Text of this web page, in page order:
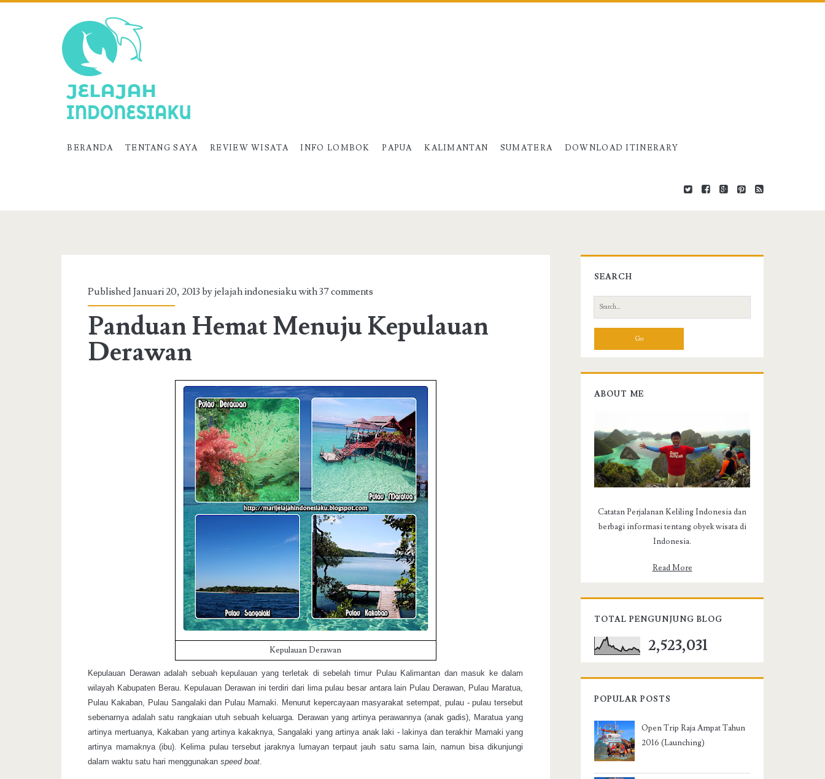
BERANDA TENTANG SAYA REVIEW WISATA INFO LOMBOK PAPUA KALIMANTAN SUMATERA DOWNLOAD ITINERARY
Published Januari 20, 2013 by jelajah indonesiaku with37 comments
Panduan Hemat Menuju Kepulauan
Derawan
Kepulauan Derawan
Kepulauan Derawan adalah sebuah kepulauan yang terletak di sebelah timur Pulau Kalimantan dan masuk ke dalam
wilayah Kabupaten Berau. Kepulauan Derawan ini terdiri dari lima pulau besar antara lain Pulau Derawan, Pulau Maratua,
Pulau Kakaban, Pulau Sangalaki dan Pulau Mamaki. Menurut kepercayaan masyarakat setempat, pulau - pulau tersebut
sebenarnya adalah satu rangkaian utuh sebuah keluarga. Derawan yang artinya perawannya (anak gadis), Maratua yang
artinya mertuanya, Kakaban yang artinya kakaknya, Sangalaki yang artinya anak laki - lakinya dan terakhir Mamaki yang
artinya mamaknya (ibu). Kelima pulau tersebut jaraknya lumayanterpaut jauh satu sama lain, namun bisa dikunjungi
dalam waktu satu hari menggunakanspeed boat.
SEARCH
e
r
h
f
:
ABOUT ME
Catatan Perjalanan Keliling Indonesia dan
berbagi informasi tentang obyek wisata di
Indonesia.
Read More
TOTAL PENGUNJUNG BLOG
2,523,031
POPULAR POSTS
Open Trip Raja Ampat Tahun
2016 (Launching)